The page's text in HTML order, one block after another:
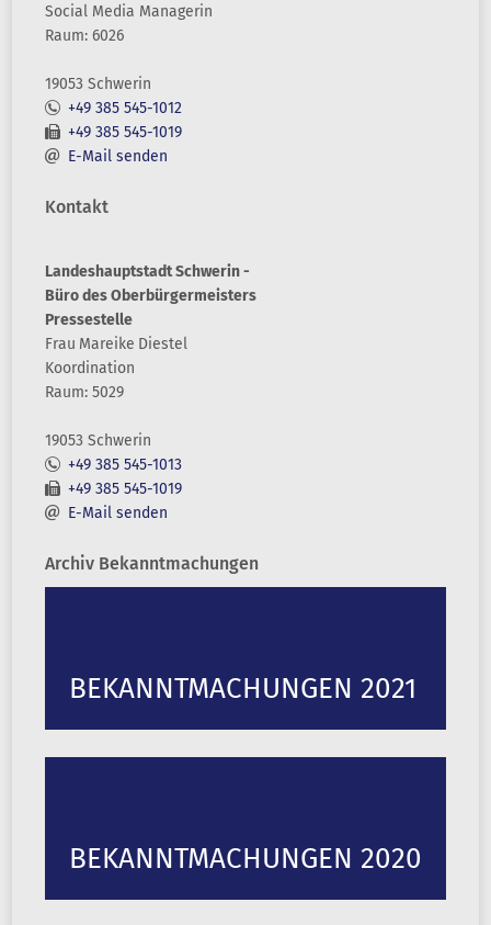
Social Media Managerin
Raum: 6026
19053 Schwerin
+49 385 545-1012
+49 385 545-1019
E-Mail senden
Kontakt
Landeshauptstadt Schwerin -
Büro des Oberbürgermeisters
Pressestelle
Frau Mareike Diestel
Koordination
Raum: 5029
19053 Schwerin
+49 385 545-1013
+49 385 545-1019
E-Mail senden
Archiv Bekanntmachungen
BEKANNTMACHUNGEN 2021
BEKANNTMACHUNGEN 2020